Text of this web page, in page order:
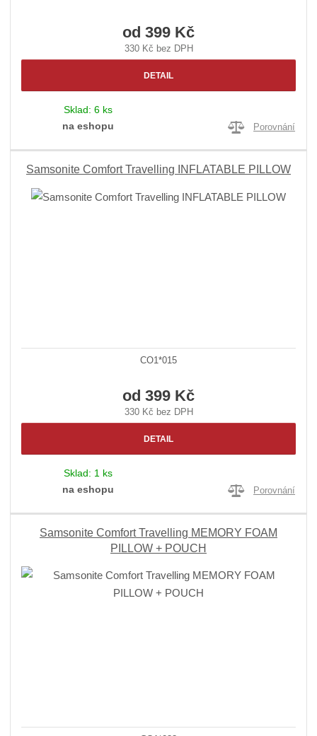
od 399 Kč
330 Kč bez DPH
DETAIL
Sklad: 6 ks
na eshopu
Porovnání
Samsonite Comfort Travelling INFLATABLE PILLOW
CO1*015
od 399 Kč
330 Kč bez DPH
DETAIL
Sklad: 1 ks
na eshopu
Porovnání
Samsonite Comfort Travelling MEMORY FOAM
PILLOW + POUCH